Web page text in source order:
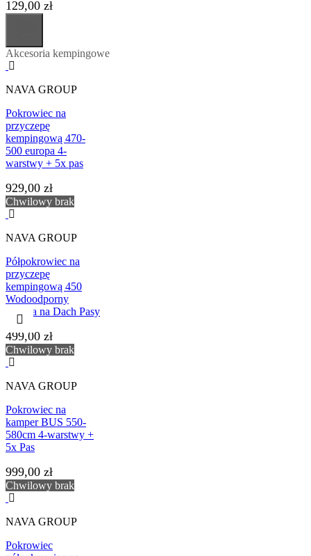
129,00 zł
Akcesoria kempingowe
NAVA GROUP
Pokrowiec na
przyczepę
kempingową 470-
500 europa 4-
warstwy + 5x pas
929,00 zł
Chwilowy brak
NAVA GROUP
Półpokrowiec na
przyczepę
kempingową 450
Wodoodporny
Osłona na Dach Pasy
499,00 zł
Chwilowy brak
NAVA GROUP
Pokrowiec na
kamper BUS 550-
580cm 4-warstwy +
5x Pas
999,00 zł
Chwilowy brak
NAVA GROUP
Pokrowiec